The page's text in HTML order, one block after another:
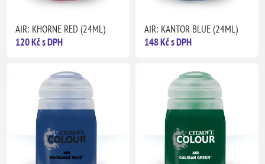
AIR: KHORNE RED (24ML)
120 Kč s DPH
AIR: KANTOR BLUE (24ML)
148 Kč s DPH